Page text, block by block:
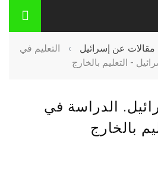
مقالات عن إسرائيل ›
التعليم في
- التعليم بالخارج
الدراسة في
بالخارج